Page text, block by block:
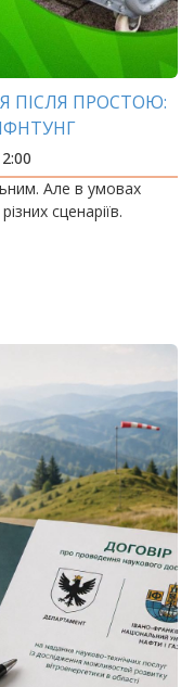
ПІСЛЯ ПРОСТОЮ:
Але в умовах
сценаріїв.